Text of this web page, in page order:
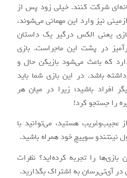
شرکت کنند. خیلی زود پس از
نیز وارد این مهمانی می‌شوند،
یعنی الکس درگیر یک داستان
در پشت این ماجراست. بازی
که باعث می‌شود بازیکن حال و
باشد. در این بازی شما باید
افراد باشید؛ زیرا در میان هر
را جستجو کرد!
عجیب‌وغریب هستید، می‌توانید با
نینتندو سوییچ خود همراه باشید.
را تجربه کرده‌اید؟ نظرات
در آی‌تی‌رسان به اشتراک بگذارید.